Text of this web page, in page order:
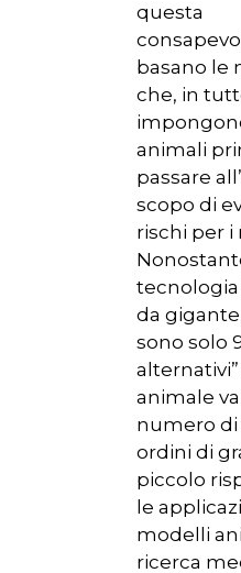
questa
basano le
che, in
animali
passare
scopo di
rischi per i
tecnologia
da
sono solo
animale
numero di
ordini di
piccolo
le
modelli
ricerca